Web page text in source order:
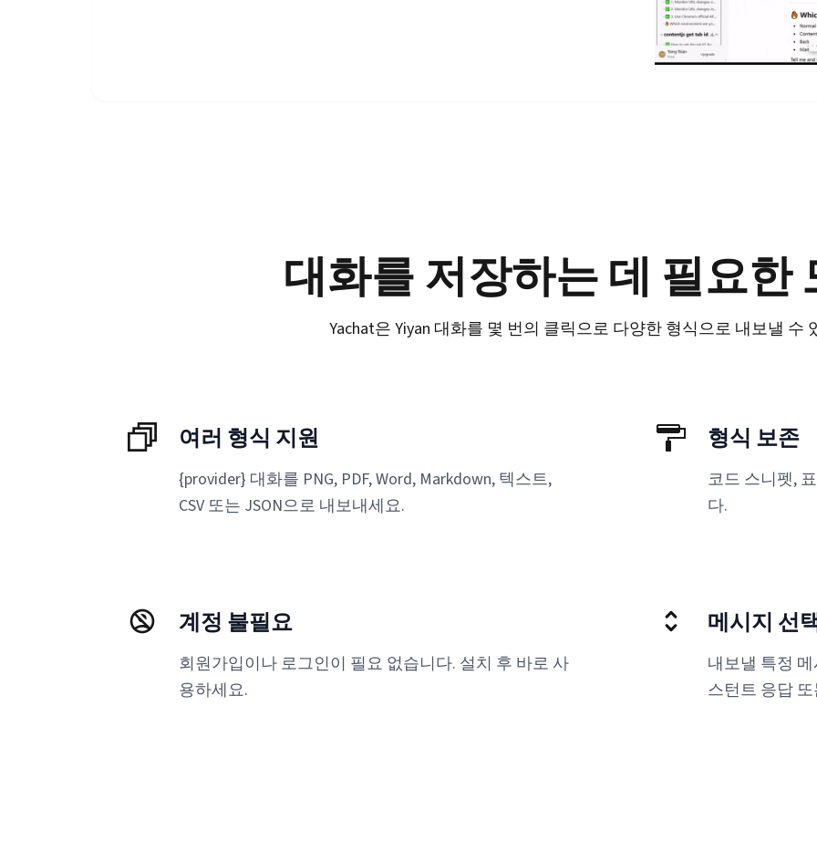
대화를 저장하는 데 필요한
Yachat은 Yiyan 대화를 몇 번의 클릭으로 다양한 형식으로 내보낼 수
여러 형식 지원
{provider} 대화를 PNG, PDF, Word, Markdown, 텍스트,
CSV 또는 JSON으로 내보내세요.
형식 보존
코드 스니펫,
다.
계정 불필요
회원가입이나 로그인이 필요 없습니다. 설치 후 바로 사
용하세요.
메시지 선
내보낼 특정
스턴트 응답